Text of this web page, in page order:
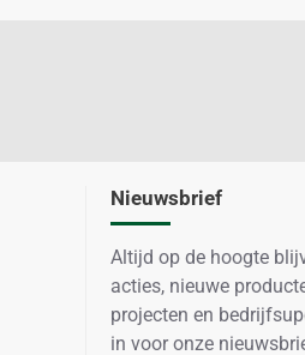
Nieuwsbrief
Altijd op de hoogte
acties, nieuwe
projecten en
in voor onze